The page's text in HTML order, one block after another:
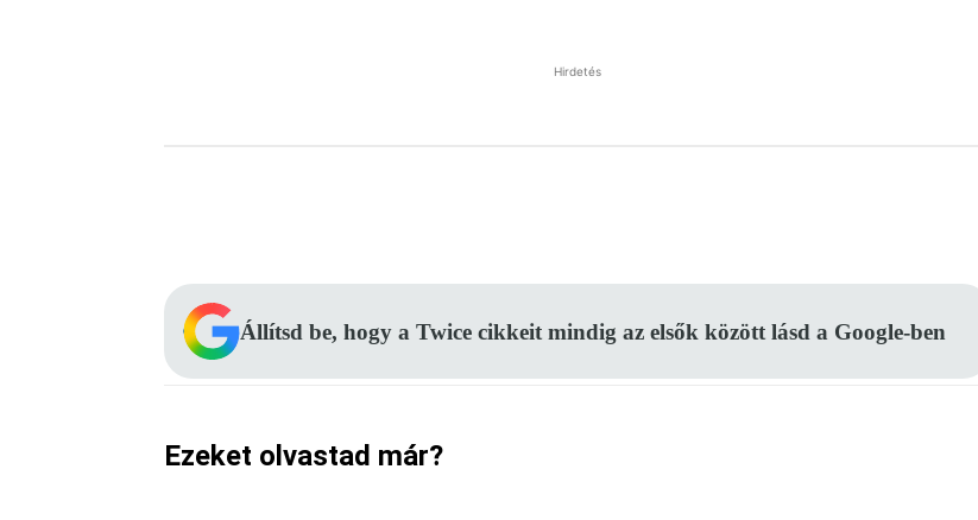
Hirdetés
Állítsd be, hogy a Twice cikkeit mindig az elsők között lásd a Google-ben
Ezeket olvastad már?